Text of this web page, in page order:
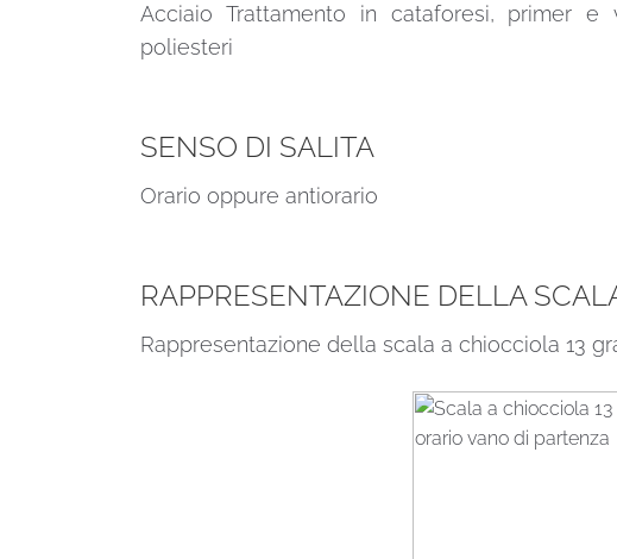
Acciaio Trattamento in cataforesi, primer
poliesteri
SENSO DI SALITA
Orario oppure antiorario
RAPPRESENTAZIONE DELLA
Rappresentazione della scala a chiocciola 13